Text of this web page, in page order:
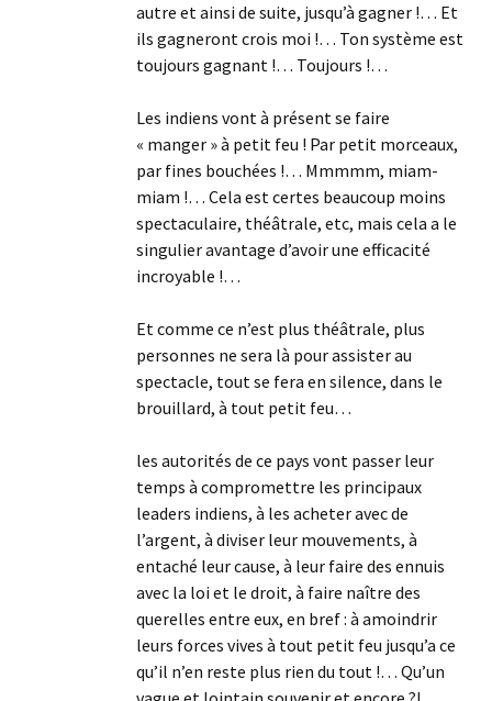
autre et ainsi de suite, jusqu’à gagner !… Et
ils gagneront crois moi !… Ton système est
toujours gagnant !… Toujours !…
Les indiens vont à présent se faire
« manger » à petit feu ! Par petit morceaux,
par fines bouchées !… Mmmmm, miam-
miam !… Cela est certes beaucoup moins
spectaculaire, théâtrale, etc, mais cela a le
singulier avantage d’avoir une efficacité
incroyable !…
Et comme ce n’est plus théâtrale, plus
personnes ne sera là pour assister au
spectacle, tout se fera en silence, dans le
brouillard, à tout petit feu…
les autorités de ce pays vont passer leur
temps à compromettre les principaux
leaders indiens, à les acheter avec de
l’argent, à diviser leur mouvements, à
entaché leur cause, à leur faire des ennuis
avec la loi et le droit, à faire naître des
querelles entre eux, en bref : à amoindrir
leurs forces vives à tout petit feu jusqu’a ce
qu’il n’en reste plus rien du tout !… Qu’un